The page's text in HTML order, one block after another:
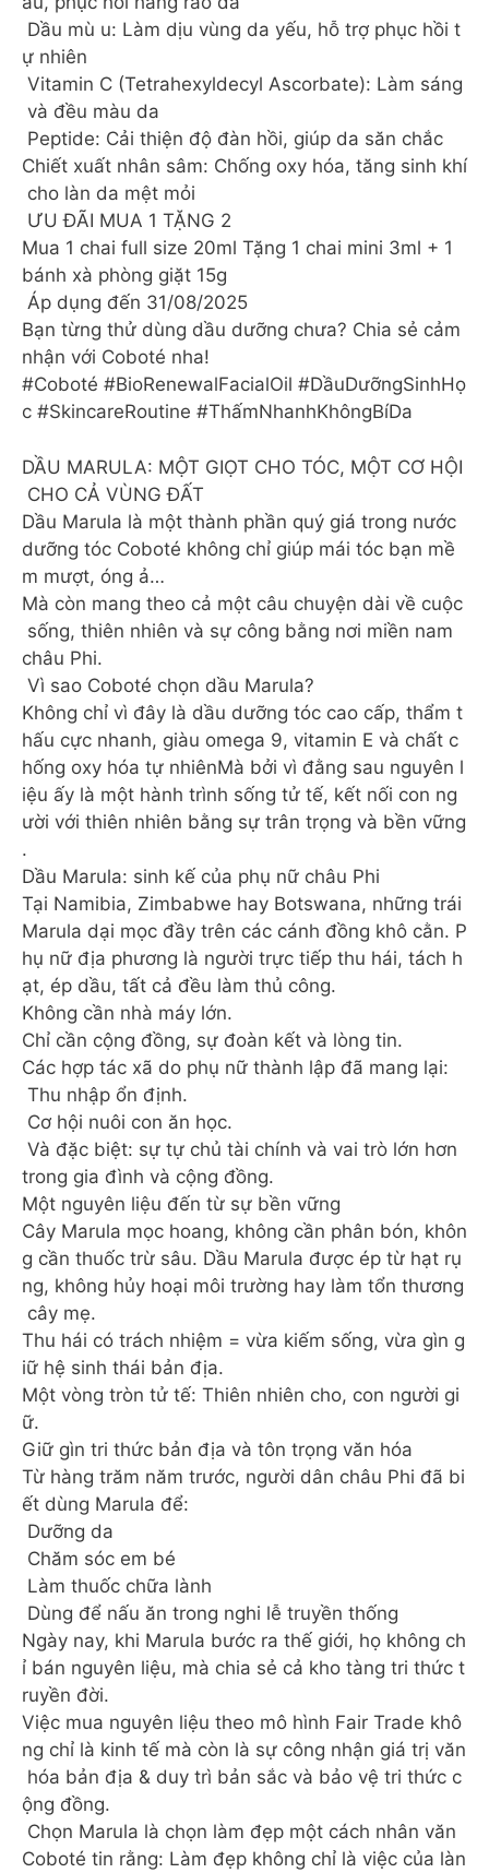
Dầu mù u: Làm dịu vùng da yếu, hỗ trợ phục hồi t
ự nhiên
Vitamin C (Tetrahexyldecyl Ascorbate): Làm sáng
và đều màu da
Peptide: Cải thiện độ đàn hồi, giúp da săn chắc
Chiết xuất nhân sâm: Chống oxy hóa, tăng sinh khí
cho làn da mệt mỏi
ƯU ĐÃI MUA 1 TẶNG 2
Mua 1 chai full size 20ml Tặng 1 chai mini 3ml + 1
bánh xà phòng giặt 15g
Áp dụng đến 31/08/2025
Bạn từng thử dùng dầu dưỡng chưa? Chia sẻ cảm
nhận với Coboté nha!
#Coboté #BioRenewalFacialOil #DầuDưỡngSinhHọ
c #SkincareRoutine #ThấmNhanhKhôngBíDa
DẦU MARULA: MỘT GIỌT CHO TÓC, MỘT CƠ HỘI
CHO CẢ VÙNG ĐẤT
Dầu Marula là một thành phần quý giá trong nước
dưỡng tóc Coboté không chỉ giúp mái tóc bạn mề
m mượt, óng ả…
Mà còn mang theo cả một câu chuyện dài về cuộc
sống, thiên nhiên và sự công bằng nơi miền nam
châu Phi.
Vì sao Coboté chọn dầu Marula?
Không chỉ vì đây là dầu dưỡng tóc cao cấp, thẩm t
hấu cực nhanh, giàu omega 9, vitamin E và chất c
hống oxy hóa tự nhiênMà bởi vì đằng sau nguyên l
iệu ấy là một hành trình sống tử tế, kết nối con ng
ười với thiên nhiên bằng sự trân trọng và bền vững
.
Dầu Marula: sinh kế của phụ nữ châu Phi
Tại Namibia, Zimbabwe hay Botswana, những trái
Marula dại mọc đầy trên các cánh đồng khô cằn. P
hụ nữ địa phương là người trực tiếp thu hái, tách h
ạt, ép dầu, tất cả đều làm thủ công.
Không cần nhà máy lớn.
Chỉ cần cộng đồng, sự đoàn kết và lòng tin.
Các hợp tác xã do phụ nữ thành lập đã mang lại:
Thu nhập ổn định.
Cơ hội nuôi con ăn học.
Và đặc biệt: sự tự chủ tài chính và vai trò lớn hơn
trong gia đình và cộng đồng.
Một nguyên liệu đến từ sự bền vững
Cây Marula mọc hoang, không cần phân bón, khôn
g cần thuốc trừ sâu. Dầu Marula được ép từ hạt rụ
ng, không hủy hoại môi trường hay làm tổn thương
cây mẹ.
Thu hái có trách nhiệm = vừa kiếm sống, vừa gìn g
iữ hệ sinh thái bản địa.
Một vòng tròn tử tế: Thiên nhiên cho, con người gi
ữ.
Giữ gìn tri thức bản địa và tôn trọng văn hóa
Từ hàng trăm năm trước, người dân châu Phi đã bi
ết dùng Marula để:
Dưỡng da
Chăm sóc em bé
Làm thuốc chữa lành
Dùng để nấu ăn trong nghi lễ truyền thống
Ngày nay, khi Marula bước ra thế giới, họ không ch
ỉ bán nguyên liệu, mà chia sẻ cả kho tàng tri thức t
ruyền đời.
Việc mua nguyên liệu theo mô hình Fair Trade khô
ng chỉ là kinh tế mà còn là sự công nhận giá trị văn
hóa bản địa & duy trì bản sắc và bảo vệ tri thức c
ộng đồng.
Chọn Marula là chọn làm đẹp một cách nhân văn
Coboté tin rằng: Làm đẹp không chỉ là việc của làn